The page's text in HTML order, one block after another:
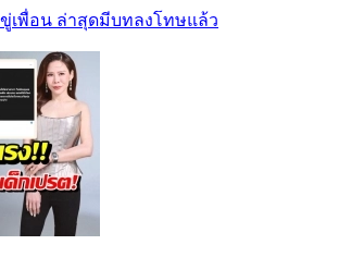
เพื่อน ล่าสุดมีบทลงโทษแล้ว